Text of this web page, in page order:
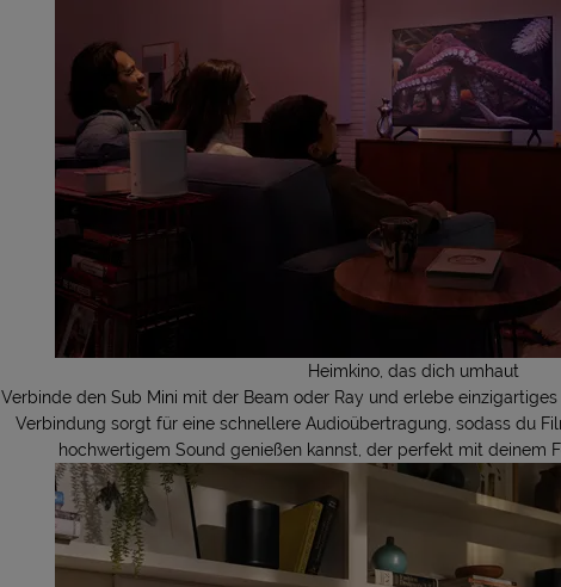
Heimkino, das dich umhaut
Verbinde den Sub Mini mit der Beam oder Ray und erlebe
Verbindung sorgt für eine schnellere Audioübertragung, sodass du
hochwertigem Sound genießen kannst, der perfekt mit deinem